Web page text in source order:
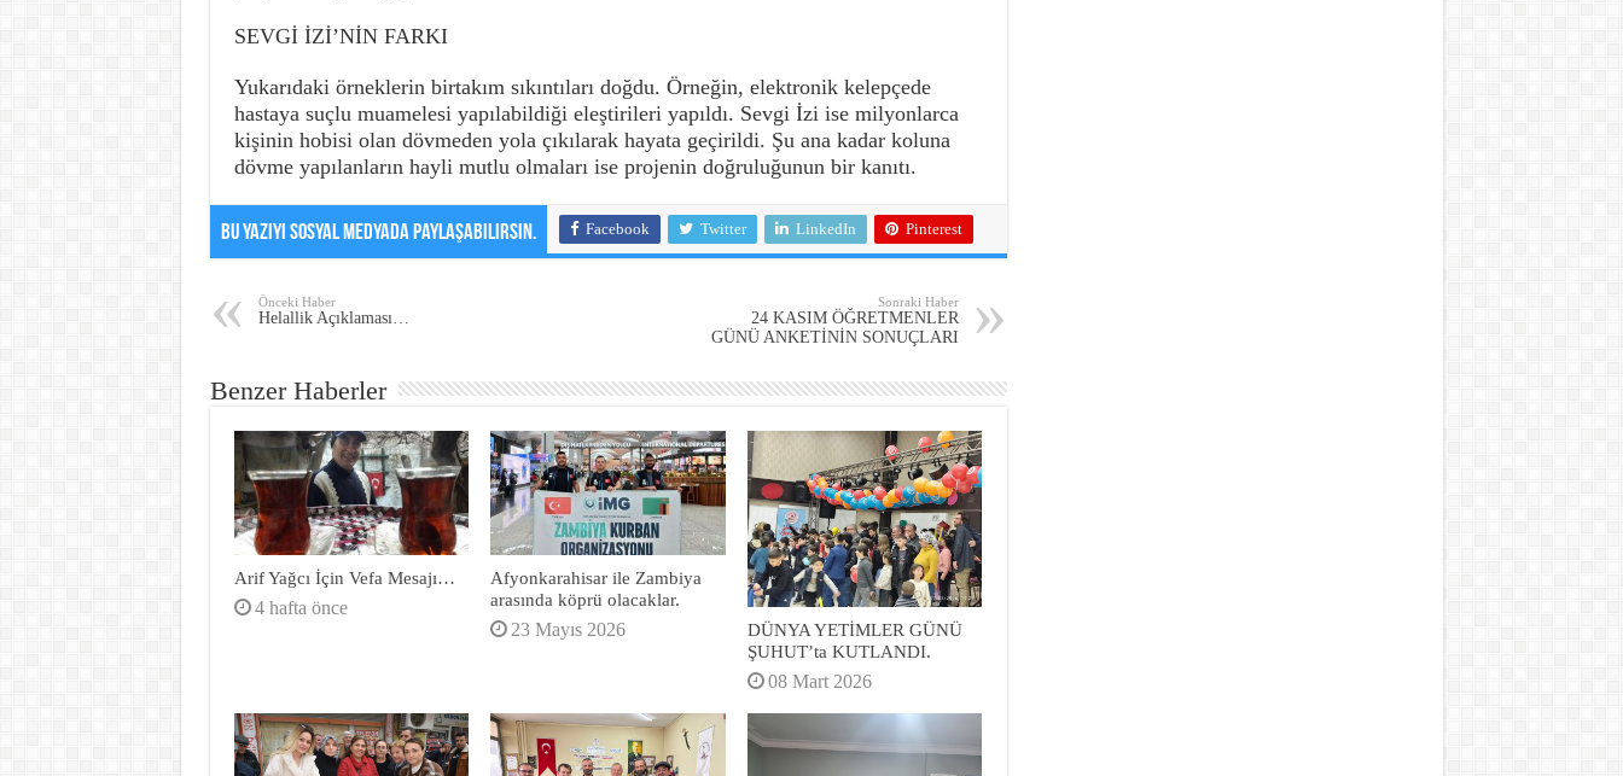
SEVGİ İZİ’NİN FARKI
Yukarıdaki örneklerin birtakım sıkıntıları doğdu. Örneğin, elektronik kelepçede
hastaya suçlu muamelesi yapılabildiği eleştirileri yapıldı. Sevgi İzi ise milyonlarca
kişinin hobisi olan dövmeden yola çıkılarak hayata geçirildi. Şu ana kadar koluna
dövme yapılanların hayli mutlu olmaları ise projenin doğruluğunun bir kanıtı.
Bu Yazıyı Sosyal Medyada Paylaşabilirsin. Facebook Twitter LinkedIn Pinterest
Önceki Haber
Helallik Açıklaması…
Sonraki Haber
24 KASIM ÖĞRETMENLER
GÜNÜ ANKETİNİN SONUÇLARI
Benzer Haberler
Arif Yağcı İçin Vefa Mesajı…
4 hafta önce
Afyonkarahisar ile Zambiya
arasında köprü olacaklar.
23 Mayıs 2026
DÜNYA YETİMLER GÜNÜ
ŞUHUT’ta KUTLANDI.
08 Mart 2026